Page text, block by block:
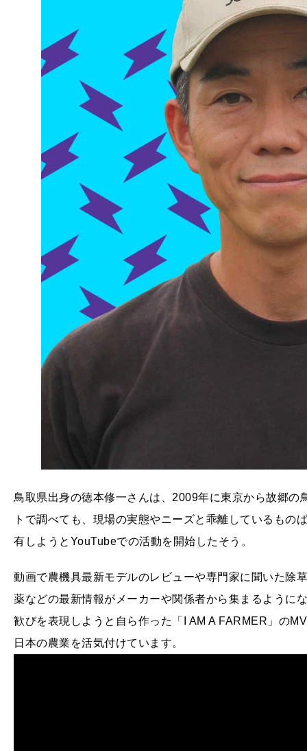
鳥取県出身の徳本修一さんは、2009年に東京から故郷
トで調べても、現場の実態やニーズと乖離しているもの
有しようとYouTubeでの活動を開始したそう。
動画で農機具最新モデルのレビューや専門家に聞いた除
薬などの最新情報がメーカーや関係者から集まるよう
歓びを表現しようと自ら作った「I AM A FARMER」の
日本の農業を活気付けています。